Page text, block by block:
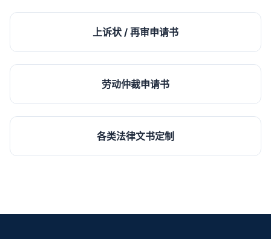
上诉状 / 再审申请书
劳动仲裁申请书
各类法律文书定制